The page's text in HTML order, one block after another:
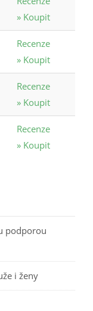
» Koupit
Recenze
» Koupit
Recenze
» Koupit
Recenze
» Koupit
podporou
i ženy